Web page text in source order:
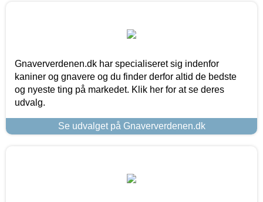
Gnaververdenen.dk har specialiseret sig indenfor
kaniner og gnavere og du finder derfor altid de bedste
og nyeste ting på markedet. Klik her for at se deres
udvalg.
Se udvalget på Gnaververdenen.dk